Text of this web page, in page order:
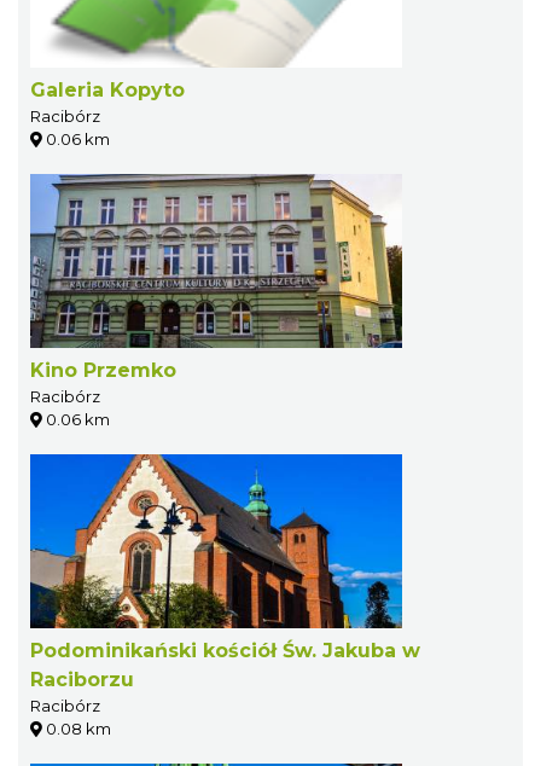
Galeria Kopyto
Racibórz
0.06 km
Kino Przemko
Racibórz
0.06 km
Podominikański kościół Św. Jakuba w
Raciborzu
Racibórz
0.08 km